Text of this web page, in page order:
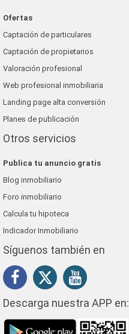
Ofertas
Captación de particulares
Captación de propietarios
Valoración profesional
Web profesional inmobiliaria
Landing page alta conversión
Planes de publicación
Otros servicios
Publica tu anuncio gratis
Blog inmobiliario
Foro inmobiliario
Calcula tu hipoteca
Indicador Inmobiliario
Síguenos también en
Descarga nuestra APP en: